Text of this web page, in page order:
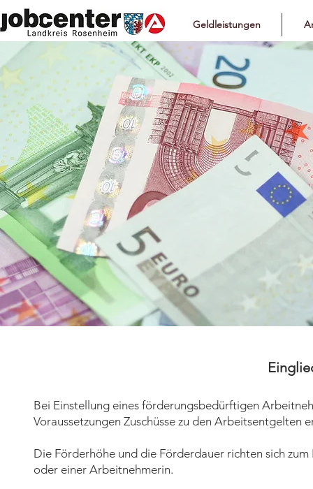
Geldleistungen
Bei Einstellung eines förderungsbedürftigen
Voraussetzungen Zuschüsse zu den Arbeitsentgelten
Die Förderhöhe und die Förderdauer richten sich
oder einer Arbeitnehmerin.